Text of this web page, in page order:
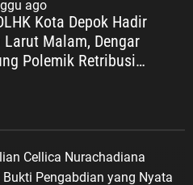
ago
Kota Depok Hadir
Larut Malam, Dengar
Polemik Retribusi